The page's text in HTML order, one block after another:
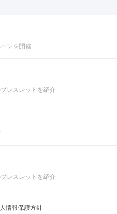
ンを開催
レスレットを紹介
レスレットを紹介
情報保護方針